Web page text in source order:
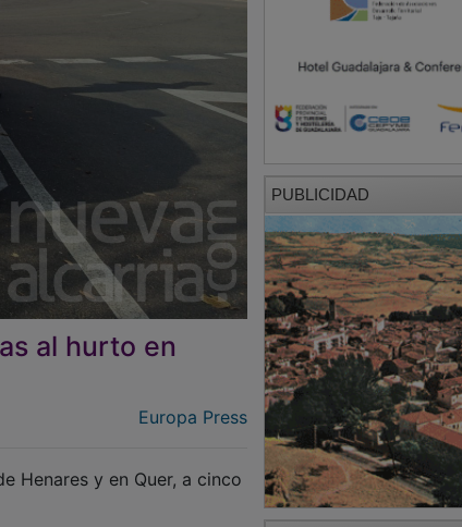
al hurto en
Europa Press
Henares y en Quer, a cinco
PUBLICIDAD